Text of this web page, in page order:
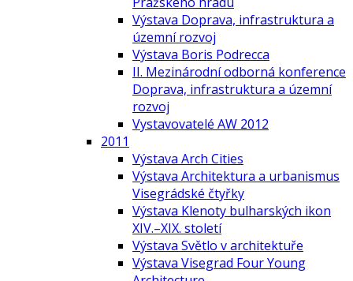
Výstava Doprava, infrastruktura a
územní rozvoj
Výstava Boris Podrecca
II. Mezinárodní odborná konference
Doprava, infrastruktura a územní
rozvoj
Vystavovatelé AW 2012
2011
Výstava Arch Cities
Výstava Architektura a urbanismus
Visegrádské čtyřky
Výstava Klenoty bulharských ikon
XIV.–XIX. století
Výstava Světlo v architektuře
Výstava Visegrad Four Young